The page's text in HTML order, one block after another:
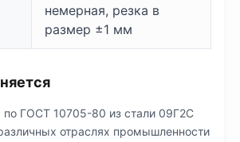
немерная, резка в
размер ±1 мм
ГОСТ 10705-80 из стали 09Г2С
отраслях промышленности